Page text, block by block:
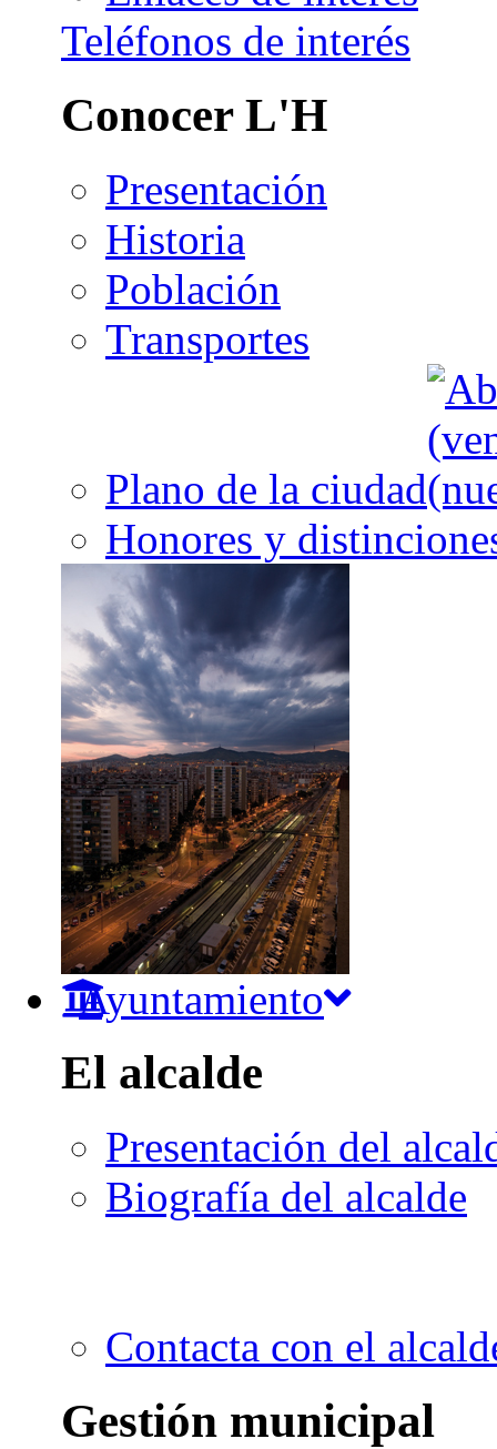
Teléfonos de interés
Conocer L'H
Presentación
Historia
Población
Transportes
Plano de la ciudad
Honores y
Ayuntamiento
El alcalde
Presentación del
Biografía del alcalde
Contacta con el
Gestión municipal